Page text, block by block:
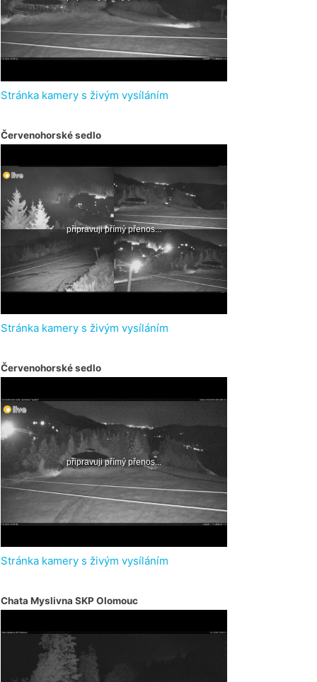
Stránka kamery s živým vysíláním
Červenohorské sedlo
Stránka kamery s živým vysíláním
Červenohorské sedlo
Stránka kamery s živým vysíláním
Chata Myslivna SKP Olomouc